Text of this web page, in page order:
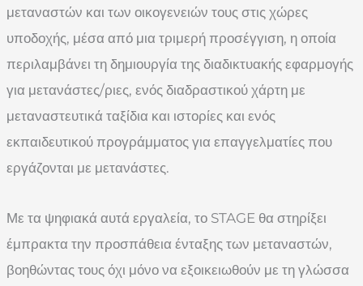
μεταναστών και των οικογενειών τους στις χώρες
υποδοχής, μέσα από μια τριμερή προσέγγιση, η οποία
περιλαμβάνει τη δημιουργία της διαδικτυακής εφαρμογής
για μετανάστες/ριες, ενός διαδραστικού χάρτη με
μεταναστευτικά ταξίδια και ιστορίες και ενός
εκπαιδευτικού προγράμματος για επαγγελματίες που
εργάζονται με μετανάστες.
Με τα ψηφιακά αυτά εργαλεία, το STAGE θα στηρίξει
έμπρακτα την προσπάθεια ένταξης των μεταναστών,
βοηθώντας τους όχι μόνο να εξοικειωθούν με τη γλώσσα